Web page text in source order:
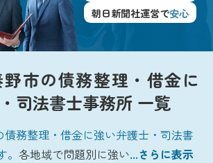
朝日新聞社運営で安心
市の債務整理・借金に
司法書士事務所 一覧
務整理・借金に強い弁護士・司法書
。各地域で問題別に強い...さらに表示